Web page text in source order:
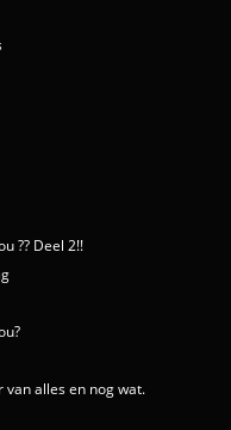
?? Deel 2!!
alles en nog wat.